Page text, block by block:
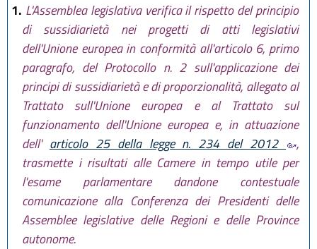
1. L'Assemblea legislativa verifica il rispetto del principio
di sussidiarietà nei progetti di atti legislativi
dell'Unione europea in conformità all'articolo 6, primo
paragrafo, del Protocollo n. 2 sull'applicazione dei
principi di sussidiarietà e di proporzionalità, allegato al
Trattato sull'Unione europea e al Trattato sul
funzionamento dell'Unione europea e, in attuazione
dell' articolo 25 della legge n. 234 del 2012
,
trasmette i risultati alle Camere in tempo utile per
l'esame parlamentare dandone contestuale
comunicazione alla Conferenza dei Presidenti delle
Assemblee legislative delle Regioni e delle Province
autonome.